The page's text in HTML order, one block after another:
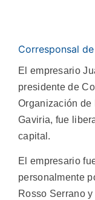
Corresponsal de
El empresario
presidente de
Organización de
Gaviria, fue
capital.
El empresario
personalmente
Rosso Serrano